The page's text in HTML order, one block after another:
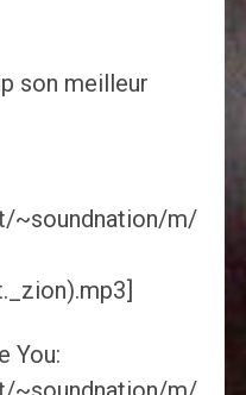
son meilleur
~soundnation/m/
You: